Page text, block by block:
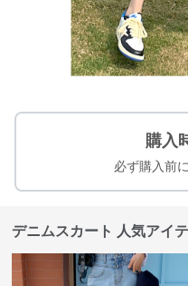
購入
必ず購入前
デニムスカート 人気アイ